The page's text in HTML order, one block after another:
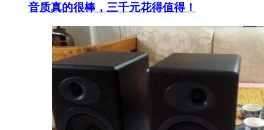
音质真的很棒，三千元花得值得！